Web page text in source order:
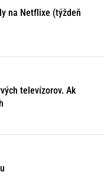
na Netflixe (týždeň
televízorov. Ak